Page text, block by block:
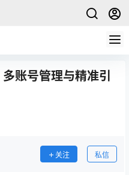
账号管理与精准引
关注 私信